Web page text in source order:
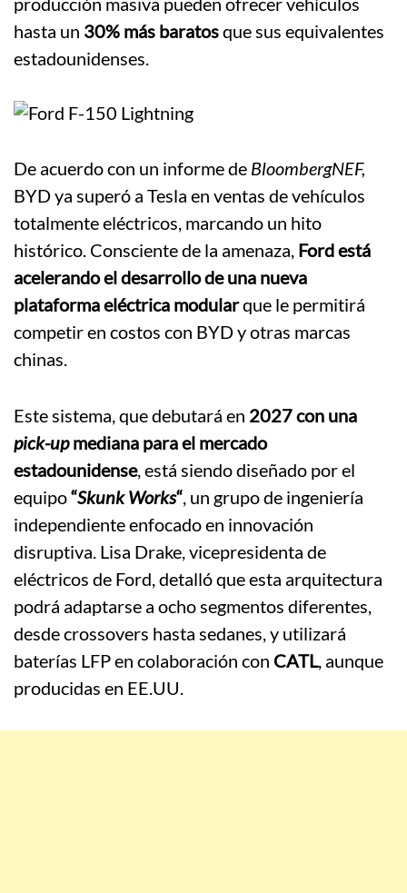
hasta un 30% más baratosque sus equivalentes
estadounidenses.
De acuerdo con un informe de BloombergNEF,
BYD ya superó a Tesla en ventas de vehículos
totalmente eléctricos, marcando un hito
histórico. Consciente de la amenaza, Ford está
acelerando el desarrollo de una nueva
plataforma eléctrica modularque le permitirá
competir en costos con BYD y otras marcas
chinas.
Este sistema, que debutará en 2027 con una
pick-upmediana para el mercado
estadounidense, está siendo diseñado por el
equipo“Skunk Works“, un grupo de ingeniería
independiente enfocado en innovación
disruptiva. Lisa Drake, vicepresidenta de
eléctricos de Ford, detalló que esta arquitectura
podrá adaptarse a ocho segmentos diferentes,
desde crossovers hasta sedanes, y utilizará
baterías LFP en colaboración con CATL, aunque
producidas en EE.UU.